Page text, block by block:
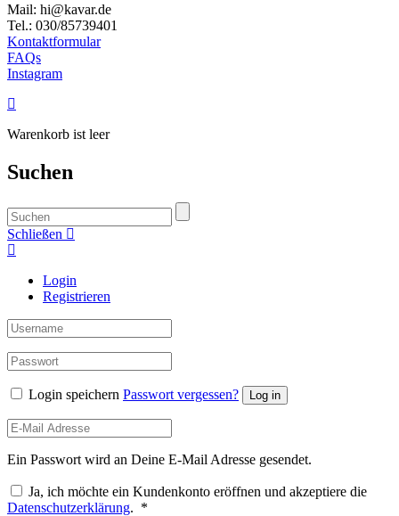
Mail: hi@kavar.de
Tel.: 030/85739401
Kontaktformular
FAQs
Instagram
Warenkorb ist leer
Suchen
Schließen
Login
Registrieren
Login speichern Passwort vergessen? Log in
Ein Passwort wird an Deine E-Mail Adresse gesendet.
Ja, ich möchte ein Kundenkonto eröffnen und akzeptiere die
Datenschutzerklärung. *